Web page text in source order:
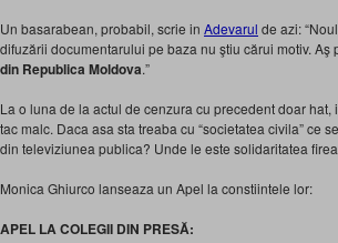
Un basarabean, probabil, scrie in Adevarul de azi:
difuzării documentarului pe baza nu ştiu cărui motiv. Aş
din Republica Moldova.”
La o luna de la actul de cenzura cu precedent doar
tac malc. Daca asa sta treaba cu “societatea civila” ce
din televiziunea publica? Unde le este solidaritatea
Monica Ghiurco lanseaza un Apel la constiintele lor:
APEL LA COLEGII DIN PRESĂ: